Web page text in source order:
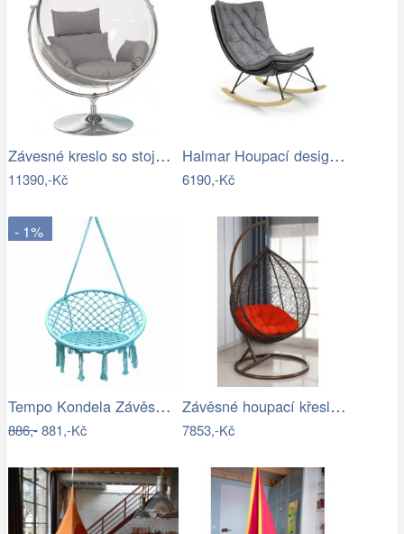
Závesné kreslo so stojanom,…
11390,-Kč
Halmar Houpací designové křeslo Indigo,…
6190,-Kč
- 1%
Tempo Kondela Závěsné křeslo AMADO 2…
886,-881,-Kč
Závěsné houpací křeslo - AX
7853,-Kč